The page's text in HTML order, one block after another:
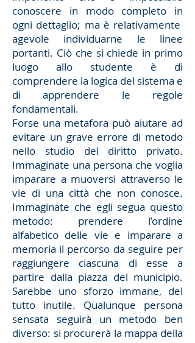
conoscere in modo completo in
ogni dettaglio; ma è relativamente
agevole individuarne le linee
portanti. Ciò che si chiede in primo
luogo allo studente è di
comprendere la logica del sistema e
di apprendere le regole
fondamentali.
Forse una metafora può aiutare ad
evitare un grave errore di metodo
nello studio del diritto privato.
Immaginate una persona che voglia
imparare a muoversi attraverso le
vie di una città che non conosce.
Immaginate che egli segua questo
metodo: prendere l’ordine
alfabetico delle vie e imparare a
memoria il percorso da seguire per
raggiungere ciascuna di esse a
partire dalla piazza del municipio.
Sarebbe uno sforzo immane, del
tutto inutile. Qualunque persona
sensata seguirà un metodo ben
diverso: si procurerà la mappa della